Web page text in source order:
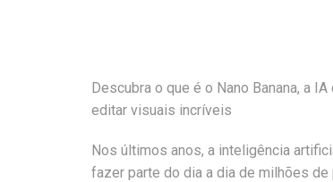
Descubra o que é o Nano Banana, a
editar visuais incríveis
Nos últimos anos, a inteligência
fazer parte do dia a dia de milhões